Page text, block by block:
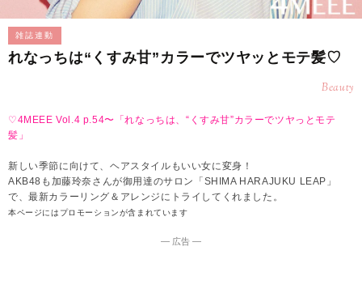
雑誌連動
れなっちは“くすみ甘”カラーでツヤッとモテ髪♡
Beauty
♡4MEEE Vol.4 p.54〜「れなっちは、“くすみ甘”カラーでツヤっとモテ
髪」
新しい季節に向けて、ヘアスタイルもいい女に変身！
AKB48も加藤玲奈さんが御用達のサロン「SHIMA HARAJUKU LEAP」
で、最新カラーリング＆アレンジにトライしてくれました。
本ページにはプロモーションが含まれています
― 広告 ―